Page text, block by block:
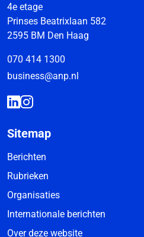
4e etage
Prinses Beatrixlaan 582
2595 BM Den Haag
070 414 1300
business@anp.nl
Sitemap
Berichten
Rubrieken
Organisaties
Internationale berichten
Over deze website